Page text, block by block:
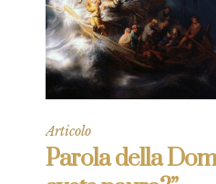
Articolo
Parola della